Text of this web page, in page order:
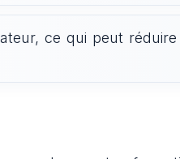
ce qui peut